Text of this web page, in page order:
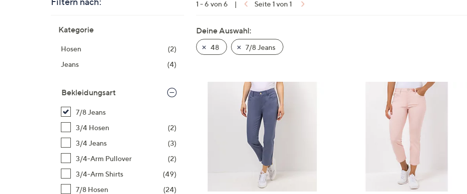
und
unten
oder
wischen
Geräten
anzuzeigen.
Produktliste
Kategorie
Hosen
(2)
Jeans
(4)
Bekleidungsart
7/8 Jeans
3/4 Hosen
(2)
3/4 Jeans
(3)
3/4-Arm Pullover
(2)
3/4-Arm Shirts
(49)
7/8 Hosen
(24)
1 - 6 von 6 | Seite 1 von 1
Deine Auswahl:
48 7/8 Jeans